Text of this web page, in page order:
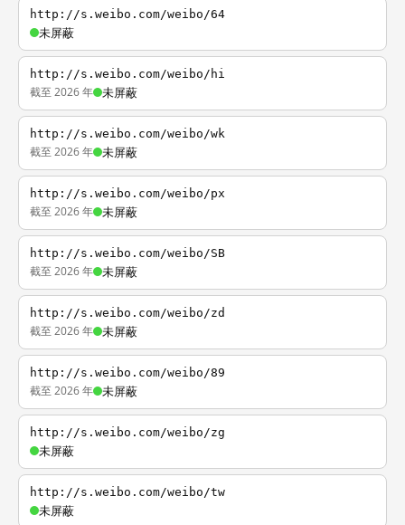
http://s.weibo.com/weibo/64
未屏蔽
http://s.weibo.com/weibo/hi
截至 2026 年 未屏蔽
http://s.weibo.com/weibo/wk
截至 2026 年 未屏蔽
http://s.weibo.com/weibo/px
截至 2026 年 未屏蔽
http://s.weibo.com/weibo/SB
截至 2026 年 未屏蔽
http://s.weibo.com/weibo/zd
截至 2026 年 未屏蔽
http://s.weibo.com/weibo/89
截至 2026 年 未屏蔽
http://s.weibo.com/weibo/zg
未屏蔽
http://s.weibo.com/weibo/tw
未屏蔽